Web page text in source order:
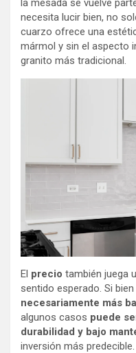
la mesada se vuelve
necesita lucir bien, no
cuarzo ofrece una
mármol y sin el aspecto
granito más tradicional.
El precio también juega
sentido esperado. Si
necesariamente más
algunos casos puede
durabilidad y bajo
inversión más